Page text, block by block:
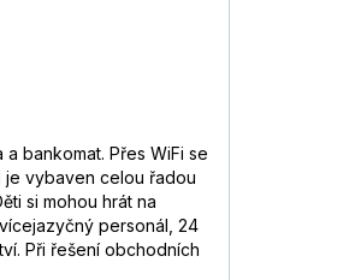
bankomat. Přes WiFi se
je vybaven celou řadou
si mohou hrát na
personál, 24
Při řešení obchodních